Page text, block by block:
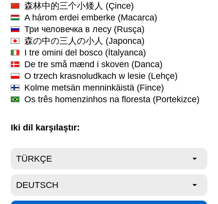
森林中的三个小矮人 (Çince)
A három erdei emberke (Macarca)
Три человечка в лесу (Rusça)
森の中の三人の小人 (Japonca)
I tre omini del bosco (İtalyanca)
De tre små mænd i skoven (Danca)
O trzech krasnoludkach w lesie (Lehçe)
Kolme metsän menninkäistä (Fince)
Os três homenzinhos na floresta (Portekizce)
Iki dil karşılaştır: